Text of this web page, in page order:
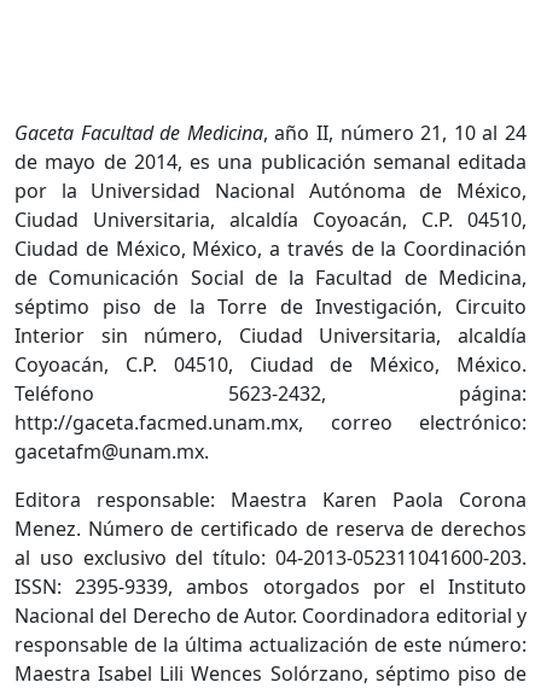
Gaceta Facultad de Medicina, año II, número 21, 10 al 24
de mayo de 2014, es una publicación semanal editada
por la Universidad Nacional Autónoma de México,
Ciudad Universitaria, alcaldía Coyoacán, C.P. 04510,
Ciudad de México, México, a través de la Coordinación
de Comunicación Social de la Facultad de Medicina,
séptimo piso de la Torre de Investigación, Circuito
Interior sin número, Ciudad Universitaria, alcaldía
Coyoacán, C.P. 04510, Ciudad de México, México.
Teléfono 5623-2432, página:
http://gaceta.facmed.unam.mx, correo electrónico:
gacetafm@unam.mx.
Editora responsable: Maestra Karen Paola Corona
Menez. Número de certificado de reserva de derechos
al uso exclusivo del título: 04-2013-052311041600-203.
ISSN: 2395-9339, ambos otorgados por el Instituto
Nacional del Derecho de Autor. Coordinadora editorial y
responsable de la última actualización de este número:
Maestra Isabel Lili Wences Solórzano, séptimo piso de